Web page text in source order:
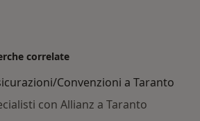
correlate
Convenzioni a Taranto
con Allianz a Taranto